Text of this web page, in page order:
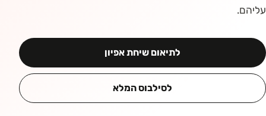
עליהם.
לתיאום שיחת אפיון
לסילבוס המלא